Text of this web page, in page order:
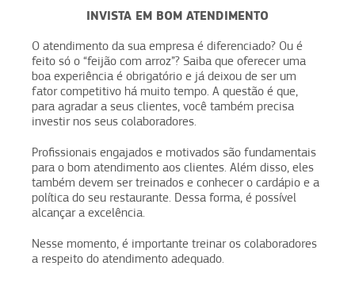
INVISTA EM BOM ATENDIMENTO
O atendimento da sua empresa é diferenciado? Ou é
feito só o “feijão com arroz”? Saiba que oferecer uma
boa experiência é obrigatório e já deixou de ser um
fator competitivo há muito tempo. A questão é que,
para agradar a seus clientes, você também precisa
investir nos seus colaboradores.
Profissionais engajados e motivados são fundamentais
para o bom atendimento aos clientes. Além disso, eles
também devem ser treinados e conhecer o cardápio e a
política do seu restaurante. Dessa forma, é possível
alcançar a excelência.
Nesse momento, é importante treinar os colaboradores
a respeito do atendimento adequado.